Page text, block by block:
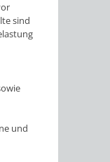
sind
und